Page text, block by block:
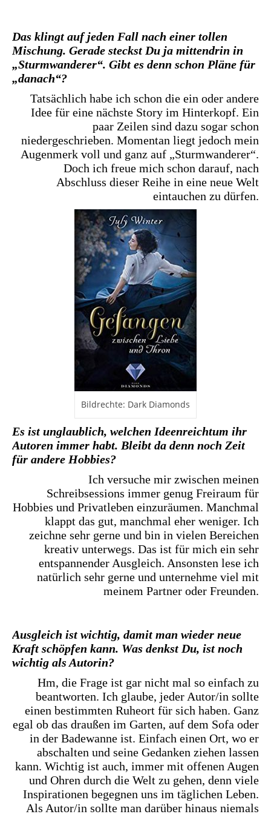
Das klingt auf jeden Fall nach einer tollen
Mischung. Gerade steckst Du ja mittendrin in
„Sturmwanderer“. Gibt es denn schon Pläne für
„danach“?
Tatsächlich habe ich schon die ein oder andere
Idee für eine nächste Story im Hinterkopf. Ein
paar Zeilen sind dazu sogar schon
niedergeschrieben. Momentan liegt jedoch mein
Augenmerk voll und ganz auf „Sturmwanderer“.
Doch ich freue mich schon darauf, nach
Abschluss dieser Reihe in eine neue Welt
eintauchen zu dürfen.
Bildrechte: Dark Diamonds
Es ist unglaublich, welchen Ideenreichtum ihr
Autoren immer habt. Bleibt da denn noch Zeit
für andere Hobbies?
Ich versuche mir zwischen meinen
Schreibsessions immer genug Freiraum für
Hobbies und Privatleben einzuräumen. Manchmal
klappt das gut, manchmal eher weniger. Ich
zeichne sehr gerne und bin in vielen Bereichen
kreativ unterwegs. Das ist für mich ein sehr
entspannender Ausgleich. Ansonsten lese ich
natürlich sehr gerne und unternehme viel mit
meinem Partner oder Freunden.
Ausgleich ist wichtig, damit man wieder neue
Kraft schöpfen kann. Was denkst Du, ist noch
wichtig als Autorin?
Hm, die Frage ist gar nicht mal so einfach zu
beantworten. Ich glaube, jeder Autor/in sollte
einen bestimmten Ruheort für sich haben. Ganz
egal ob das draußen im Garten, auf dem Sofa oder
in der Badewanne ist. Einfach einen Ort, wo er
abschalten und seine Gedanken ziehen lassen
kann. Wichtig ist auch, immer mit offenen Augen
und Ohren durch die Welt zu gehen, denn viele
Inspirationen begegnen uns im täglichen Leben.
Als Autor/in sollte man darüber hinaus niemals